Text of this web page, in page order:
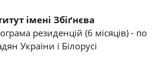
імені Збіґнєва
резиденцій (6 місяців) - по
України і Білорусі